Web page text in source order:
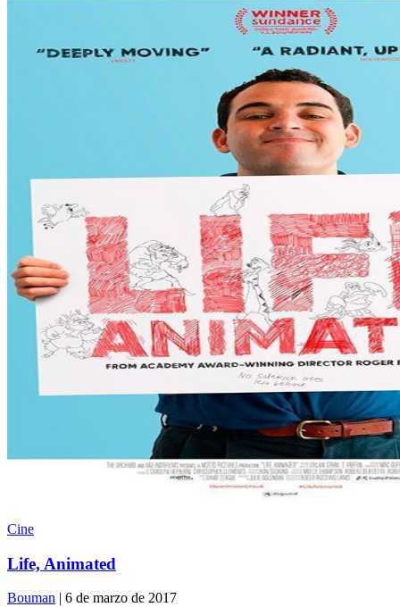
Cine
Life, Animated
Bouman | 6 de marzo de 2017